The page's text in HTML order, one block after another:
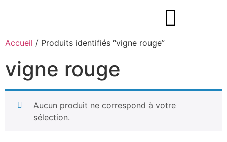
Accueil / Produits identifiés “vigne rouge”
vigne rouge
Aucun produit ne correspond à votre
sélection.